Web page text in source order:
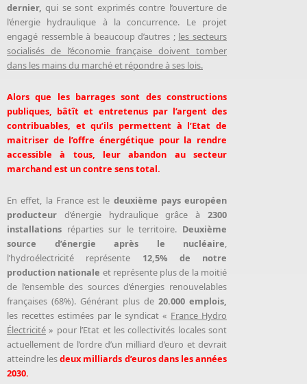
dernier, qui se sont exprimés contre l’ouverture de
l’énergie hydraulique à la concurrence. Le projet
engagé ressemble à beaucoup d’autres ; les secteurs
socialisés de l’économie française doivent tomber
dans les mains du marché et répondre à ses lois.
Alors que les barrages sont des constructions
publiques, bâtît et entretenus par l’argent des
contribuables, et qu’ils permettent à l’Etat de
maitriser de l’offre énergétique pour la rendre
accessible à tous, leur abandon au secteur
marchand est un contre sens total.
En effet, la France est le deuxième pays européen
producteur d’énergie hydraulique grâce à 2300
installations réparties sur le territoire. Deuxième
source d’énergie après le nucléaire,
l’hydroélectricité représente 12,5% de notre
production nationale et représente plus de la moitié
de l’ensemble des sources d’énergies renouvelables
françaises (68%). Générant plus de 20.000 emplois,
les recettes estimées par le syndicat « France Hydro
Électricité » pour l’Etat et les collectivités locales sont
actuellement de l’ordre d’un milliard d’euro et devrait
atteindre lesdeux milliards d’euros dans les années
2030.